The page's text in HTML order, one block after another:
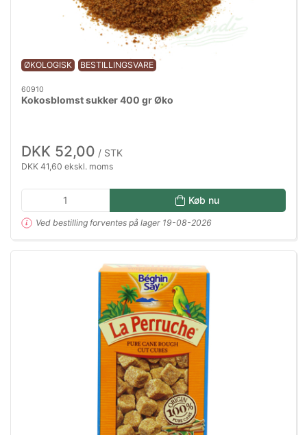
ØKOLOGISK BESTILLINGSVARE
60910
Kokosblomst sukker 400 gr Øko
DKK 52,00 / STK
DKK 41,60 ekskl. moms
Køb nu
Ved bestilling forventes på lager 19-08-2026